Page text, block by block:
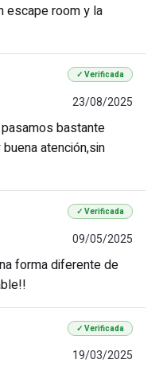
escape room y la
✓ Verificada
23/08/2025
bastante
atención,sin
✓ Verificada
09/05/2025
forma diferente de
✓ Verificada
19/03/2025